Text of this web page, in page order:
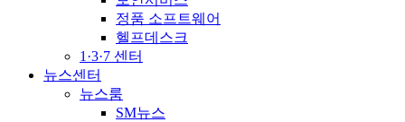
정품 소프트웨어
헬프데스크
1·3·7 센터
뉴스센터
뉴스룸
SM뉴스